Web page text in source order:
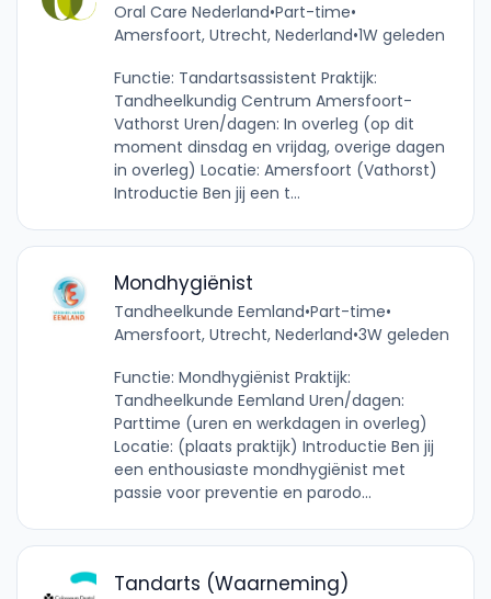
Oral Care Nederland•Part-time•
Amersfoort, Utrecht, Nederland•1W geleden
Functie: Tandartsassistent Praktijk:
Tandheelkundig Centrum Amersfoort-
Vathorst Uren/dagen: In overleg (op dit
moment dinsdag en vrijdag, overige dagen
in overleg) Locatie: Amersfoort (Vathorst)
Introductie Ben jij een t...
Mondhygiënist
Tandheelkunde Eemland•Part-time•
Amersfoort, Utrecht, Nederland•3W geleden
Functie: Mondhygiënist Praktijk:
Tandheelkunde Eemland Uren/dagen:
Parttime (uren en werkdagen in overleg)
Locatie: (plaats praktijk) Introductie Ben jij
een enthousiaste mondhygiënist met
passie voor preventie en parodo...
Tandarts (Waarneming)